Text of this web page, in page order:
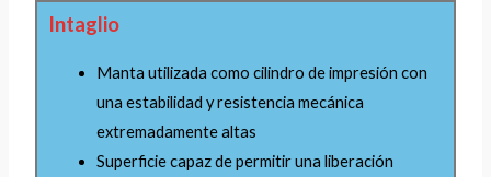
Intaglio
Manta utilizada como cilindro de impresión con
una estabilidad y resistencia mecánica
extremadamente altas
Superficie capaz de permitir una liberación